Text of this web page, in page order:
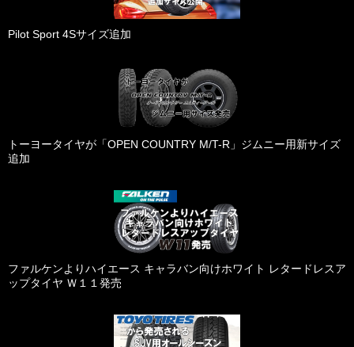
Pilot Sport 4Sサイズ追加
トーヨータイヤが「OPEN COUNTRY M/T-R」ジムニー用新サイズ
追加
ファルケンよりハイエース キャラバン向けホワイト レタードレスア
ップタイヤ Ｗ１１発売